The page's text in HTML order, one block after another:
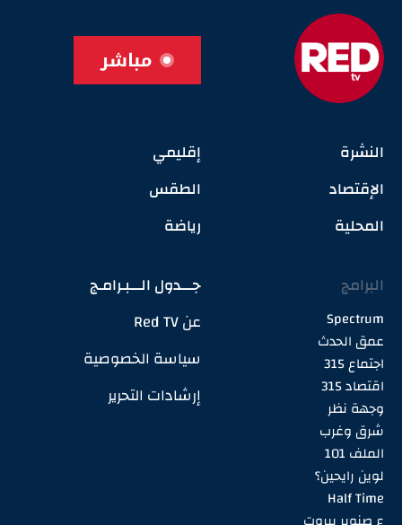
مباشر
النشرة
الإقتصاد
المحلية
إقليمي
الطقس
رياضة
البرامج
Spectrum
عمق الحدث
اجتماع 315
اقتصاد 315
وجهة نظر
شرق وغرب
الملف 101
لوين رايحين؟
Half Time
جـــدول الـــبـرامـج
عن Red TV
سياسة الخصوصية
إرشادات التحرير